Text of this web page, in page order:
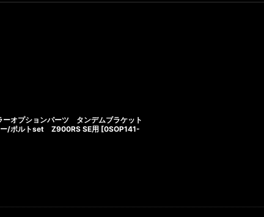
ーオプションパーツ タンデムブラケット
ー/ポルトset Z900RS SE用 [0SOP141-